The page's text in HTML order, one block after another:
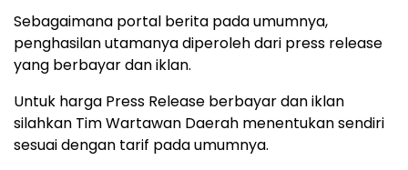
Sebagaimana portal berita pada umumnya,
penghasilan utamanya diperoleh dari press release
yang berbayar dan iklan.
Untuk harga Press Release berbayar dan iklan
silahkan Tim Wartawan Daerah menentukan sendiri
sesuai dengan tarif pada umumnya.